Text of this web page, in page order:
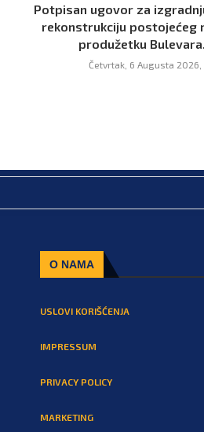
Potpisan ugovor za
rekonstrukciju postojećeg
produžetku
Četvrtak, 6 Augusta 2026,
O NAMA
USLOVI KORIŠĆENJA
IMPRESSUM
PRIVACY POLICY
MARKETING